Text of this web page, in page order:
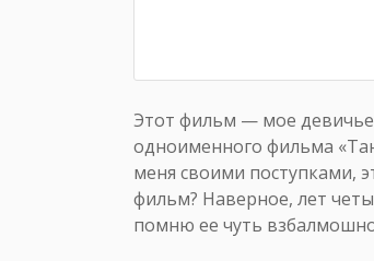
Этот фильм — мое девичье
одноименного фильма
меня своими поступками,
фильм? Наверное, лет
помню ее чуть